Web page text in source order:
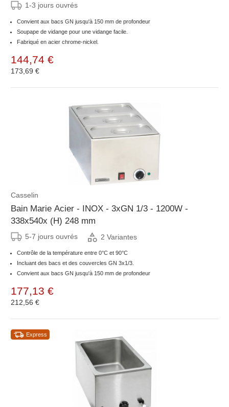
1-3 jours ouvrés
Convient aux bacs GN jusqu'à 150 mm de profondeur
Soupape de vidange pour une vidange facile.
Fabriqué en acier chrome-nickel.
144,74 €
173,69 €
Casselin
Bain Marie Acier - INOX - 3xGN 1/3 - 1200W -
338x540x (H) 248 mm
5-7 jours ouvrés 2 Variantes
Contrôle de la température entre 0°C et 90°C
Incluant des bacs et des couvercles GN 3x1/3.
Convient aux bacs GN jusqu'à 150 mm de profondeur
177,13 €
212,56 €
Express